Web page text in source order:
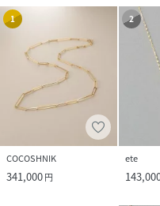
1
COCOSHNIK
341,000円
2
ete